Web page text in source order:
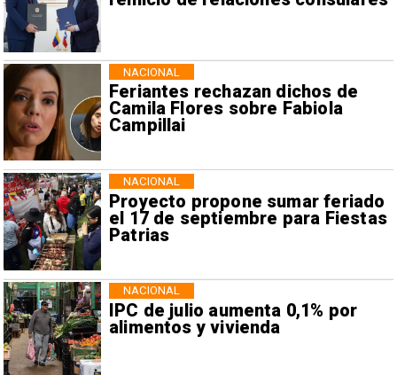
Feriantes rechazan dichos de
Camila Flores sobre Fabiola
Campillai
NACIONAL
Proyecto propone sumar feriado
el 17 de septiembre para Fiestas
Patrias
NACIONAL
IPC de julio aumenta 0,1% por
alimentos y vivienda
NACIONAL